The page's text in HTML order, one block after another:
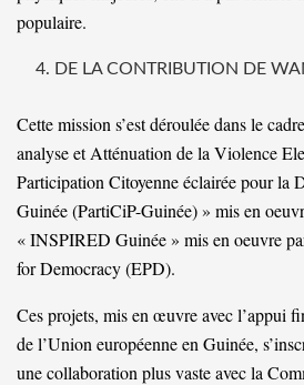
populaire.
DE LA CONTRIBUTION DE
Cette mission s’est déroulée dans le
analyse et Atténuation de la Violence
Participation Citoyenne éclairée pour la
Guinée (PartiCiP-Guinée) » mis en
« INSPIRED Guinée » mis en oeuvre
for Democracy (EPD).
Ces projets, mis en œuvre avec l’appui
de l’Union européenne en Guinée,
une collaboration plus vaste avec la